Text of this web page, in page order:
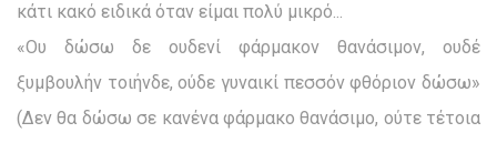
κάτι κακό ειδικά όταν είμαι πολύ μικρό...
«Ου δώσω δε ουδενί φάρμακον θανάσιμον, ουδέ
ξυμβουλήν τοιήνδε, ούδε γυναικί πεσσόν φθόριον δώσω»
(Δεν θα δώσω σε κανένα φάρμακο θανάσιμο, ούτε τέτοια